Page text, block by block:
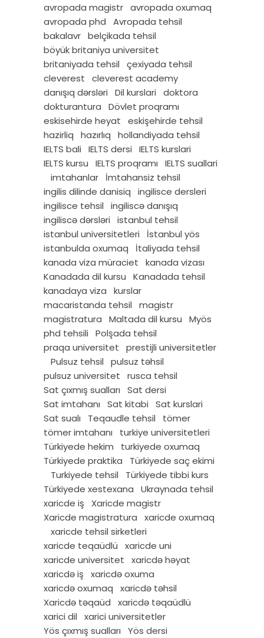
avropada magistr avropada oxumaq
avropada phd
Avropada tehsil
bakalavr belçikada tehsil
böyük britaniya universitet
britaniyada tehsil
çexiyada tehsil
cleverest
cleverest academy
danışıq dərsləri
Dil kurslari
doktora
dokturantura
Dövlet proqramı
eskisehirde heyat
eskişehirde tehsil
hazirliq
hazırlıq
hollandiyada tehsil
IELTS bali
IELTS dersi
IELTS kurslari
IELTS kursu
IELTS proqramı
IELTS suallari
imtahanlar
İmtahansiz tehsil
ingilis dilinde danisiq
ingilisce dersleri
ingilisce tehsil
ingiliscə danışıq
ingiliscə dərsləri
istanbul tehsil
istanbul universitetleri
İstanbul yös
istanbulda oxumaq
İtaliyada tehsil
kanada viza müraciet
kanada vizası
Kanadada dil kursu
Kanadada tehsil
kanadaya viza
kurslar
macaristanda tehsil
magistr
magistratura
Maltada dil kursu
Myös
phd tehsili
Polşada tehsil
praqa universitet
prestijli universitetler
Pulsuz tehsil
pulsuz təhsil
pulsuz universitet
rusca tehsil
Sat çıxmış sualları
Sat dersi
Sat imtahanı
Sat kitabi
Sat kurslari
Sat sualı
Teqaudle tehsil
tömer
tömer imtahanı
turkiye universitetleri
Türkiyede hekim
turkiyede oxumaq
Türkiyede praktika
Türkiyede saç ekimi
Turkiyede tehsil
Türkiyede tibbi kurs
Türkiyede xestexana
Ukraynada tehsil
xaricde iş
Xaricde magistr
Xaricde magistratura
xaricde oxumaq
xaricde tehsil sirketleri
xaricde teqaüdlü
xaricde uni
xaricde universitet
xaricdə həyat
xaricdə iş
xaricdə oxuma
xaricdə oxumaq
xaricdə təhsil
Xaricdə təqaüd
xaricdə təqaüdlü
xarici dil
xarici universitetler
Yös çıxmış sualları
Yös dersi